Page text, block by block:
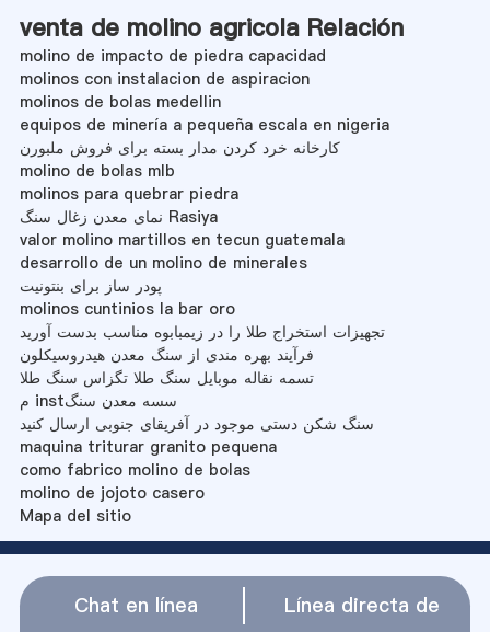
venta de molino agricola Relación
molino de impacto de piedra capacidad
molinos con instalacion de aspiracion
molinos de bolas medellin
equipos de minería a pequeña escala en nigeria
کارخانه خرد کردن مدار بسته برای فروش ملبورن
molino de bolas mlb
molinos para quebrar piedra
نمای معدن زغال سنگ Rasiya
valor molino martillos en tecun guatemala
desarrollo de un molino de minerales
پودر ساز برای بنتونیت
molinos cuntinios la bar oro
تجهیزات استخراج طلا را در زیمبابوه مناسب بدست آورید
فرآیند بهره مندی از سنگ معدن هیدروسیکلون
تسمه نقاله موبایل سنگ طلا تگزاس سنگ طلا
م instسسه معدن سنگ
سنگ شکن دستی موجود در آفریقای جنوبی ارسال کنید
maquina triturar granito pequena
como fabrico molino de bolas
molino de jojoto casero
Mapa del sitio
Chat en línea
Línea directa de